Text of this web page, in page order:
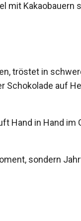
mit Kakaobauern
tröstet in
Schokolade auf
Hand in Hand im
sondern